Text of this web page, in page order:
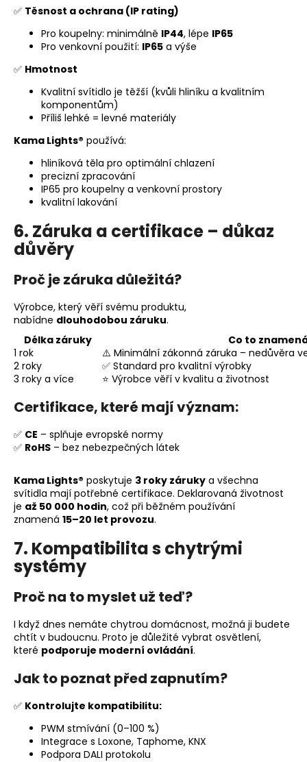
✅ Těsnost a ochrana (IP rating)
Pro koupelny: minimálně IP44, lépe IP65
Pro venkovní použití: IP65 a výše
✅ Hmotnost
Kvalitní svítidlo je těžší (kvůli hliníku a kvalitním
komponentům)
Příliš lehké = levné materiály
Kama Lights® používá:
hliníková těla pro optimální chlazení
precizní zpracování
IP65 pro koupelny a venkovní prostory
kvalitní lakování
6. Záruka a certifikace – důkaz
důvěry
Proč je záruka důležitá?
Výrobce, který věří svému produktu,
nabídne dlouhodobou záruku.
Délka záruky
Co to
1 rok
⚠️ Minimální zákonná záruka – nedůvěra
2 roky
✅ Standard pro kvalitní výrobky
3 roky a více
⭐ Výrobce věří v kvalitu a životnost
Certifikace, které mají význam:
✅ CE – splňuje evropské normy
✅ RoHS – bez nebezpečných látek
Kama Lights® poskytuje 3 roky záruky a všechna
svítidla mají potřebné certifikace. Deklarovaná životnost
je až 50 000 hodin, což při běžném používání
znamená 15–20 let provozu.
7. Kompatibilita s chytrými
systémy
Proč na to myslet už teď?
I když dnes nemáte chytrou domácnost, možná ji budete
chtít v budoucnu. Proto je důležité vybrat osvětlení,
které podporuje moderní ovládání.
Jak to poznat před zapnutím?
✅ Kontrolujte kompatibilitu:
PWM stmívání (0–100 %)
Integrace s Loxone, Taphome, KNX
Podpora DALI protokolu